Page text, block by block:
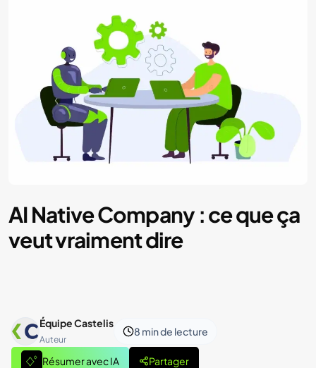
AI Native Company : ce que ça
veut vraiment dire
Équipe Castelis
Auteur
8 minde lecture
Résumer avec IA Partager